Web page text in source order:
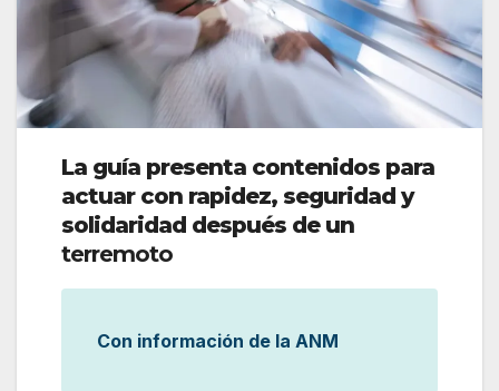
La guía presenta contenidos para
actuar con rapidez, seguridad y
solidaridad después de un
terremoto
Con información de la ANM